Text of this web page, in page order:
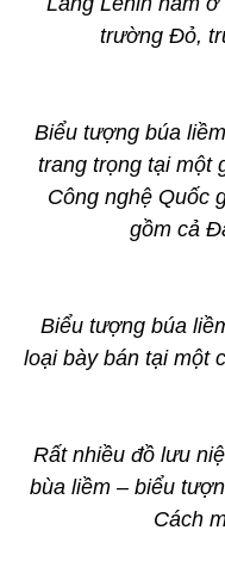
trường Đỏ,
Biểu tượng búa
trang trọng tại một
Công nghệ Quốc
gồm cả
Biểu tượng búa
loại bày bán tại một
Rất nhiều đồ lưu
bùa liềm – biểu
Cách